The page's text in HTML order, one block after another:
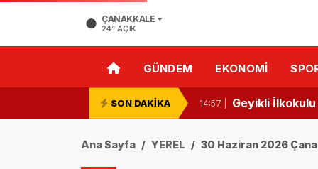
ÇANAKKALE
24° AÇIK
GÜNDEM EKONOMI
SON DAKİKA
Ezineli
Ezine’de
10:46 | Ezine’de
14:57 | Geyikli
Ana Sayfa YEREL 30 Haziran 2026